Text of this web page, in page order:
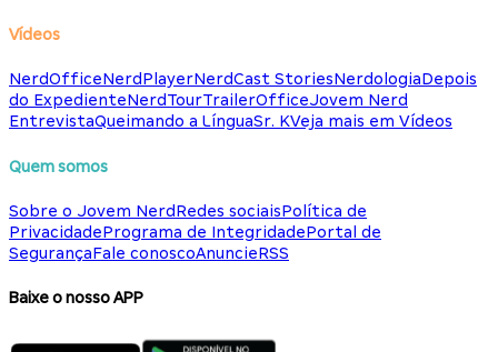
Vídeos
NerdOfficeNerdPlayerNerdCast StoriesNerdologiaDepois
do ExpedienteNerdTourTrailerOfficeJovem Nerd
EntrevistaQueimando a LínguaSr. KVeja mais em Vídeos
Quem somos
Sobre o Jovem NerdRedes sociaisPolítica de
PrivacidadePrograma de IntegridadePortal de
SegurançaFale conoscoAnuncieRSS
Baixe o nosso APP